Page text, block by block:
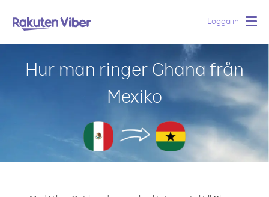
Logga in
Hur man ringer Ghana från
Mexiko